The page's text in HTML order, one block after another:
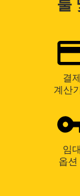
툴
결제
계산기
임대
옵션